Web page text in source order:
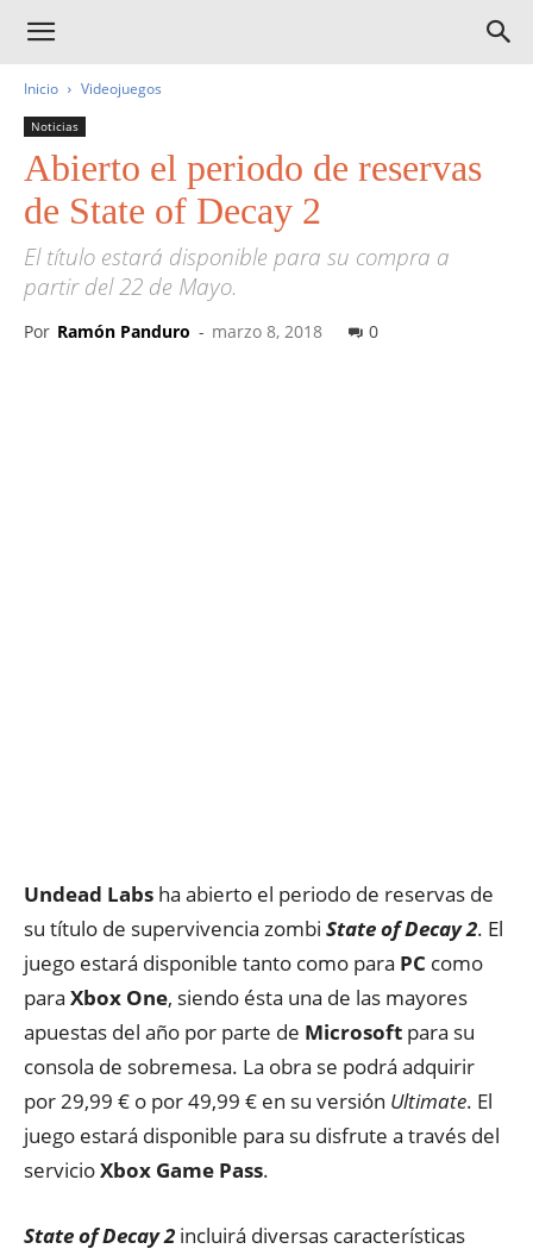
Inicio Videojuegos
Noticias
Abierto el periodo de reservas
de State of Decay 2
El título estará disponible para su compra a
partir del 22 de Mayo.
Por Ramón Panduro - marzo 8, 2018 0
Undead Labs ha abierto el periodo de reservas de
su título de supervivencia zombi State of Decay 2. El
juego estará disponible tanto como para PC como
para Xbox One, siendo ésta una de las mayores
apuestas del año por parte de Microsoft para su
consola de sobremesa. La obra se podrá adquirir
por 29,99 € o por 49,99 € en su versión Ultimate. El
juego estará disponible para su disfrute a través del
servicioXbox Game Pass.
State of Decay 2 incluirá diversas características